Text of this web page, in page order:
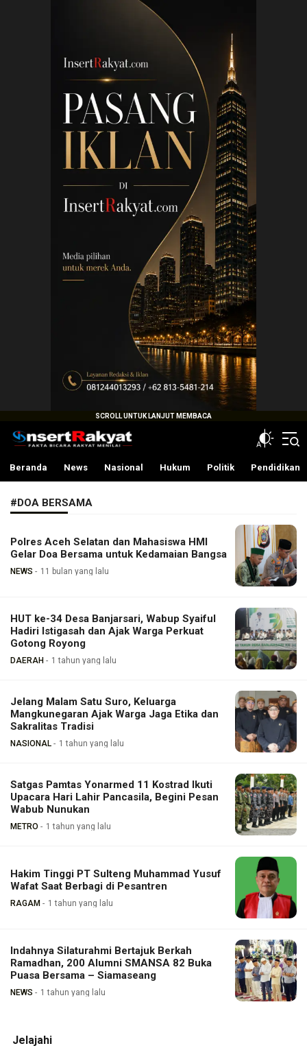
InsertRakyat.com
Fakta Bicara Rakyat Menilai
Beranda News Nasional Hukum Politik Pendidikan
#DOA BERSAMA
Polres Aceh Selatan dan Mahasiswa HMI
Gelar Doa Bersama untuk Kedamaian Bangsa
NEWS 11 bulan yang lalu
HUT ke-34 Desa Banjarsari, Wabup Syaiful
Hadiri Istigasah dan Ajak Warga Perkuat
Gotong Royong
DAERAH 1 tahun yang lalu
Jelang Malam Satu Suro, Keluarga
Mangkunegaran Ajak Warga Jaga Etika dan
Sakralitas Tradisi
NASIONAL 1 tahun yang lalu
Satgas Pamtas Yonarmed 11 Kostrad Ikuti
Upacara Hari Lahir Pancasila, Begini Pesan
Wabub Nunukan
METRO 1 tahun yang lalu
Hakim Tinggi PT Sulteng Muhammad Yusuf
Wafat Saat Berbagi di Pesantren
RAGAM 1 tahun yang lalu
Indahnya Silaturahmi Bertajuk Berkah
Ramadhan, 200 Alumni SMANSA 82 Buka
Puasa Bersama – Siamaseang
NEWS 1 tahun yang lalu
Jelajahi